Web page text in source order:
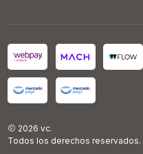
2026 vc.
Todos los derechos reservados.